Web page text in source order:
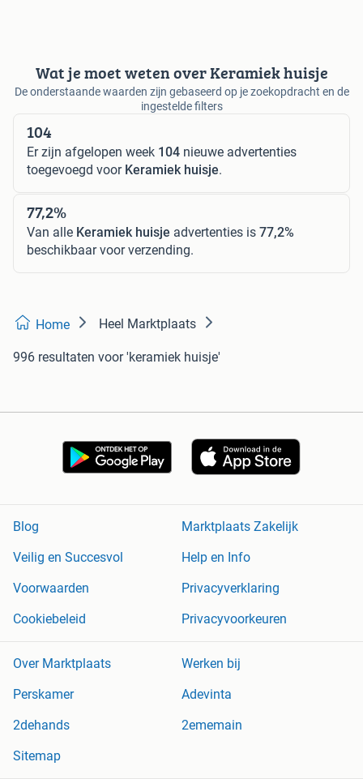
Wat je moet weten over Keramiek huisje
De onderstaande waarden zijn gebaseerd op je zoekopdracht en de
ingestelde filters
104
Er zijn afgelopen week 104 nieuwe advertenties
toegevoegd voor Keramiek huisje.
77,2%
Van alle Keramiek huisje advertenties is 77,2%
beschikbaar voor verzending.
Home Heel Marktplaats
996 resultaten voor 'keramiek huisje'
Blog
Marktplaats Zakelijk
Veilig en Succesvol
Help en Info
Voorwaarden
Privacyverklaring
Cookiebeleid
Privacyvoorkeuren
Over Marktplaats
Werken bij
Perskamer
Adevinta
2dehands
2ememain
Sitemap